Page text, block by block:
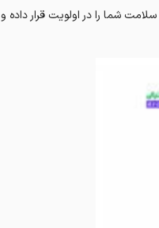
شما را در اولویت قرار داده و